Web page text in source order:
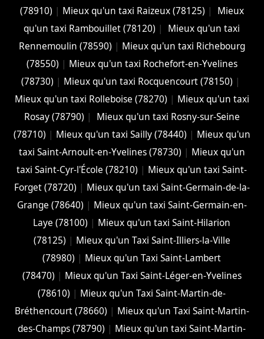
(78910) | Mieux qu'un taxi Raizeux (78125) |
Mieux
qu'un taxi Rambouillet (78120) |
Mieux qu'un taxi
Rennemoulin (78590) | Mieux qu'un taxi Richebourg
(78550) | Mieux qu'un taxi Rochefort-en-Yvelines
(78730) | Mieux qu'un taxi Rocquencourt (78150) |
Mieux qu'un taxi Rolleboise (78270) | Mieux qu'un taxi
Rosay (78790) |
Mieux qu'un taxi Rosny-sur-Seine
(78710) | Mieux qu'un taxi Sailly (78440) | Mieux qu'un
taxi Saint-Arnoult-en-Yvelines (78730) | Mieux qu'un
taxi Saint-Cyr-l'École (78210) | Mieux qu'un taxi Saint-
Forget (78720) | Mieux qu'un taxi Saint-Germain-de-la-
Grange (78640) | Mieux qu'un taxi Saint-Germain-en-
Laye (78100) | Mieux qu'un taxi Saint-Hilarion
(78125) | Mieux qu'un Taxi Saint-Illiers-la-Ville
(78980) | Mieux qu'un Taxi Saint-Lambert
(78470) | Mieux qu'un Taxi Saint-Léger-en-Yvelines
(78610) | Mieux qu'un Taxi Saint-Martin-de-
Bréthencourt (78660) | Mieux qu'un Taxi Saint-Martin-
des-Champs (78790) | Mieux qu'un taxi Saint-Martin-